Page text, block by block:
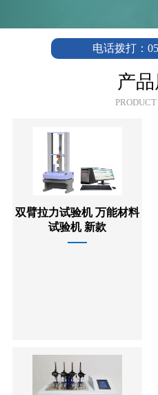
电话拨打：
产
双臂拉力试验机 万能材料
试验机 新款